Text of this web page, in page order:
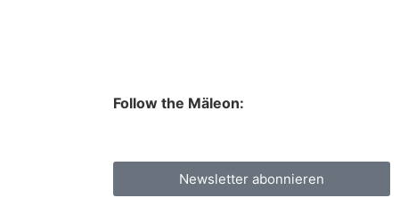
Follow the Mäleon:
Newsletter abonnieren